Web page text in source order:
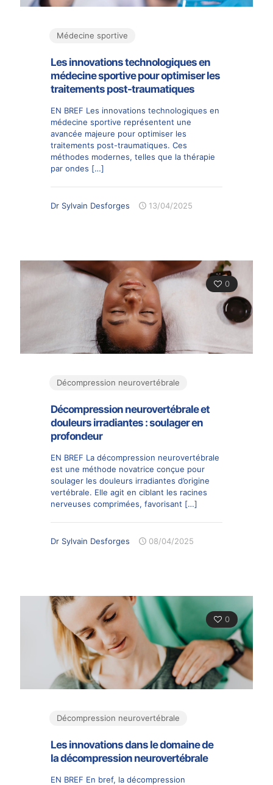
Médecine sportive
Les innovations technologiques en
médecine sportive pour optimiser les
traitements post-traumatiques
EN BREF Les innovations technologiques en
médecine sportive représentent une
avancée majeure pour optimiser les
traitements post-traumatiques. Ces
méthodes modernes, telles que la thérapie
par ondes […]
Dr Sylvain Desforges 13/04/2025
0
Décompression neurovertébrale
Décompression neurovertébrale et
douleurs irradiantes : soulager en
profondeur
EN BREF La décompression neurovertébrale
est une méthode novatrice conçue pour
soulager les douleurs irradiantes d’origine
vertébrale. Elle agit en ciblant les racines
nerveuses comprimées, favorisant […]
Dr Sylvain Desforges 08/04/2025
0
Décompression neurovertébrale
Les innovations dans le domaine de
la décompression neurovertébrale
EN BREF En bref, la décompression